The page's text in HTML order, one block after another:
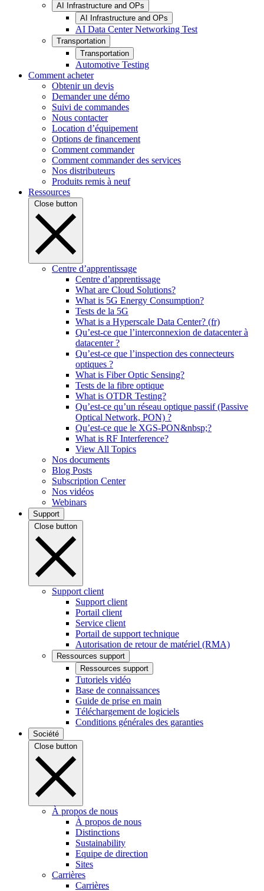
AI Infrastructure and OPs
AI Infrastructure and OPs
AI Data Center Networking Test
Transportation
Transportation
Automotive Testing
Comment acheter
Obtenir un devis
Demander une démo
Suivi de commandes
Nous contacter
Location d’équipement
Options de financement
Comment commander
Comment commander des services
Nos distributeurs
Produits remis à neuf
Ressources
Close button
Centre d’apprentissage
Centre d’apprentissage
What are Cloud Solutions?
What is 5G Energy Consumption?
Tests de la 5G
What is a Hyperscale Data Center? (fr)
Qu’est-ce que l’interconnexion de datacenter à
datacenter ?
Qu’est-ce que l’inspection des connecteurs
optiques ?
What is Fiber Optic Sensing?
Tests de la fibre optique
What is OTDR Testing?
Qu’est-ce qu’un réseau optique passif (Passive
Optical Network, PON) ?
Qu’est-ce que le XGS-PON&nbsp;?
What is RF Interference?
View All Topics
Nos documents
Blog Posts
Subscription Center
Nos vidéos
Webinars
Support
Close button
Support client
Support client
Portail client
Service client
Portail de support technique
Autorisation de retour de matériel (RMA)
Ressources support
Ressources support
Tutoriels vidéo
Base de connaissances
Guide de prise en main
Téléchargement de logiciels
Conditions générales des garanties
Société
Close button
À propos de nous
À propos de nous
Distinctions
Sustainability
Equipe de direction
Sites
Carrières
Carrières